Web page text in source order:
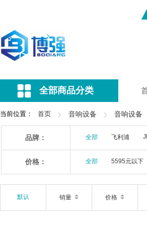
全部商品分类
当前位置： 首页 音响设备 音响设备
品牌： 全部 飞利浦
价格： 全部 5595元以下
默认 销量 价格